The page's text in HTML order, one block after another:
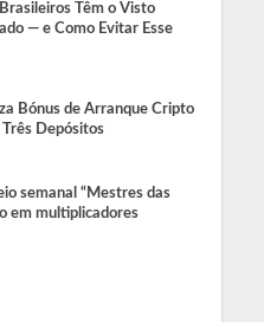
Têm o Visto
— e Como Evitar Esse
Bónus de Arranque Cripto
Depósitos
semanal “Mestres das
em multiplicadores